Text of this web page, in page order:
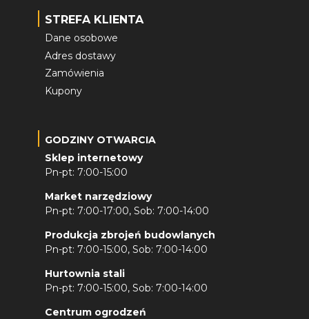
STREFA KLIENTA
Dane osobowe
Adres dostawy
Zamówienia
Kupony
GODZINY OTWARCIA
Sklep internetowy
Pn-pt: 7:00-15:00
Market narzędziowy
Pn-pt: 7:00-17:00, Sob: 7:00-14:00
Produkcja zbrojeń budowlanych
Pn-pt: 7:00-15:00, Sob: 7:00-14:00
Hurtownia stali
Pn-pt: 7:00-15:00, Sob: 7:00-14:00
Centrum ogrodzeń